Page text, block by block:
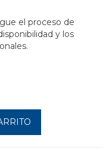
el proceso de
y los